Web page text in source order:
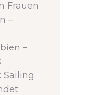
Frauen
–
–
Sailing